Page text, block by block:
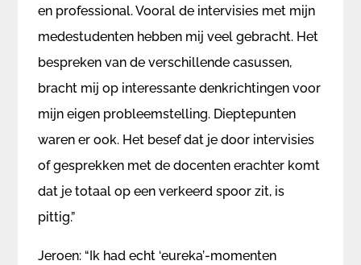
en professional. Vooral de intervisies met mijn
medestudenten hebben mij veel gebracht. Het
bespreken van de verschillende casussen,
bracht mij op interessante denkrichtingen voor
mijn eigen probleemstelling. Dieptepunten
waren er ook. Het besef dat je door intervisies
of gesprekken met de docenten erachter komt
dat je totaal op een verkeerd spoor zit, is
pittig.”
Jeroen: “Ik had echt ‘eureka’-momenten